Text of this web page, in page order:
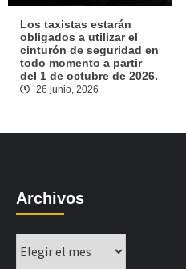
Los taxistas estarán
obligados a utilizar el
cinturón de seguridad en
todo momento a partir
del 1 de octubre de 2026.
26 junio, 2026
Archivos